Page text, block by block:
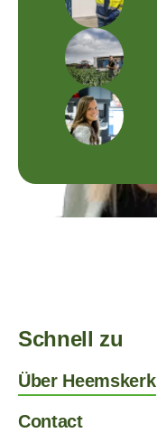
Schnell zu
Über Heemskerk
Contact